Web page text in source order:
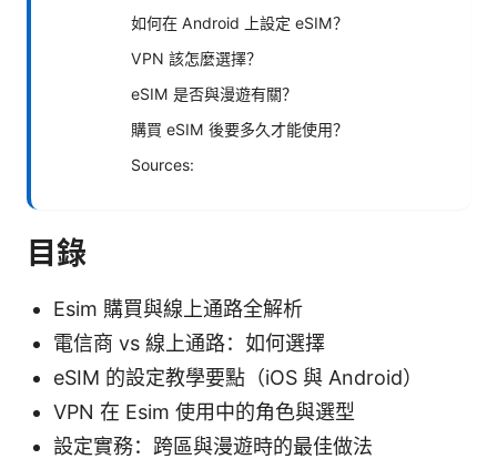
如何在 Android 上設定 eSIM？
VPN 該怎麼選擇？
eSIM 是否與漫遊有關？
購買 eSIM 後要多久才能使用？
Sources:
目錄
Esim 購買與線上通路全解析
電信商 vs 線上通路：如何選擇
eSIM 的設定教學要點（iOS 與 Android）
VPN 在 Esim 使用中的角色與選型
設定實務：跨區與漫遊時的最佳做法